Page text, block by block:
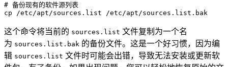
# 备份现有的软件源列表
cp
/etc/apt /sources.list /etc /apt/
这个命令将当前的 sources.list 文件复制为一个名
为 sources.list.bak 的备份文件。这是一个好习惯，因为编
辑 sources.list 文件时可能会出错，导致无法安装或更新软